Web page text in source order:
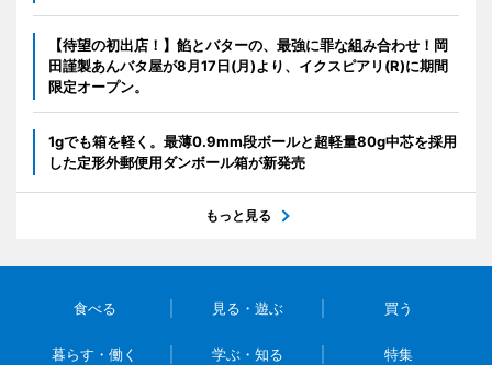
【待望の初出店！】餡とバターの、最強に罪な組み合わせ！岡
田謹製あんバタ屋が8月17日(月)より、イクスピアリ(R)に期間
限定オープン。
1gでも箱を軽く。最薄0.9mm段ボールと超軽量80g中芯を採用
した定形外郵便用ダンボール箱が新発売
もっと見る
食べる 見る・遊ぶ 買う
暮らす・働く 学ぶ・知る 特集